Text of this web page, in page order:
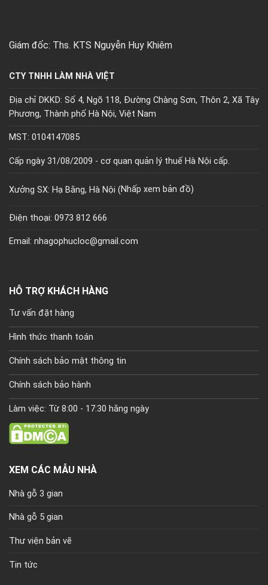
Giám đốc: Ths. KTS Nguyễn Huy Khiêm
CTY TNHH LÀM NHÀ VIỆT
Địa chỉ DKKD: Số 4, Ngõ 118, Đường Chàng Sơn, Thôn 2, Xã Tây
Phương, Thành phố Hà Nội, Việt Nam
MST: 0104147085
Cấp ngày 31/08/2009 - cơ quan quản lý thuế Hà Nội cấp.
Xưởng SX: Hạ Bằng, Hà Nội (Nhấp xem bản đồ)
Điện thoại: 0973 812 666
Email: nhagophucloc@gmail.com
HỖ TRỢ KHÁCH HÀNG
Tư vấn đặt hàng
Hình thức thanh toán
Chính sách bảo mật thông tin
Chính sách bảo hành
Làm việc: Từ 8:00 - 17:30 hằng ngày
XEM CÁC MẪU NHÀ
Nhà gỗ 3 gian
Nhà gỗ 5 gian
Thư viện bản vẽ
Tin tức